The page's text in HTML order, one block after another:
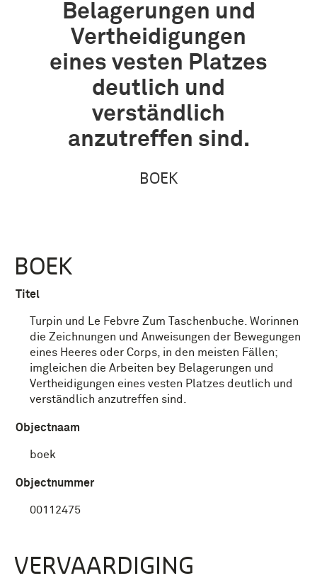
Belagerungen und
Vertheidigungen
eines vesten Platzes
deutlich und
verständlich
anzutreffen sind.
BOEK
BOEK
Titel
Turpin und Le Febvre Zum Taschenbuche. Worinnen
die Zeichnungen und Anweisungen der Bewegungen
eines Heeres oder Corps, in den meisten Fällen;
imgleichen die Arbeiten bey Belagerungen und
Vertheidigungen eines vesten Platzes deutlich und
verständlich anzutreffen sind.
Objectnaam
boek
Objectnummer
00112475
VERVAARDIGING